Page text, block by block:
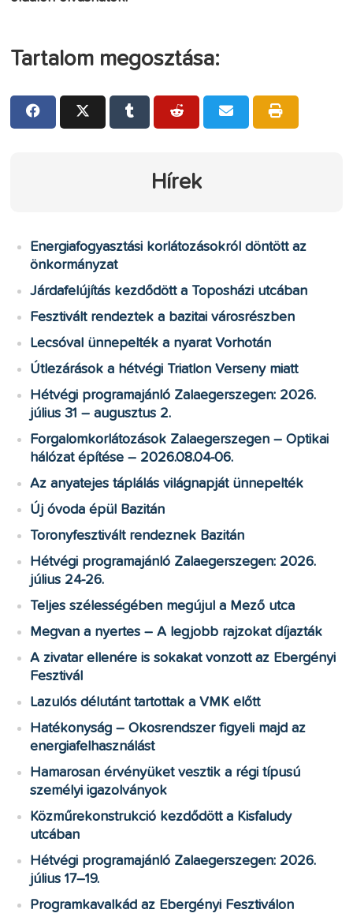
Tartalom megosztása:
Hírek
Energiafogyasztási korlátozásokról döntött az
önkormányzat
Járdafelújítás kezdődött a Toposházi utcában
Fesztivált rendeztek a bazitai városrészben
Lecsóval ünnepelték a nyarat Vorhotán
Útlezárások a hétvégi Triatlon Verseny miatt
Hétvégi programajánló Zalaegerszegen: 2026.
július 31 – augusztus 2.
Forgalomkorlátozások Zalaegerszegen – Optikai
hálózat építése – 2026.08.04-06.
Az anyatejes táplálás világnapját ünnepelték
Új óvoda épül Bazitán
Toronyfesztivált rendeznek Bazitán
Hétvégi programajánló Zalaegerszegen: 2026.
július 24-26.
Teljes szélességében megújul a Mező utca
Megvan a nyertes – A legjobb rajzokat díjazták
A zivatar ellenére is sokakat vonzott az Ebergényi
Fesztivál
Lazulós délutánt tartottak a VMK előtt
Hatékonyság – Okosrendszer figyeli majd az
energiafelhasználást
Hamarosan érvényüket vesztik a régi típusú
személyi igazolványok
Közműrekonstrukció kezdődött a Kisfaludy
utcában
Hétvégi programajánló Zalaegerszegen: 2026.
július 17–19.
Programkavalkád az Ebergényi Fesztiválon